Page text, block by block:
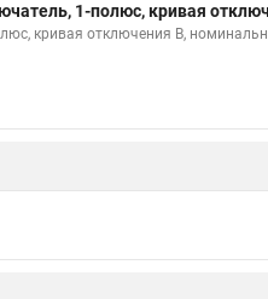
1-полюс, кривая
кривая отключения B,